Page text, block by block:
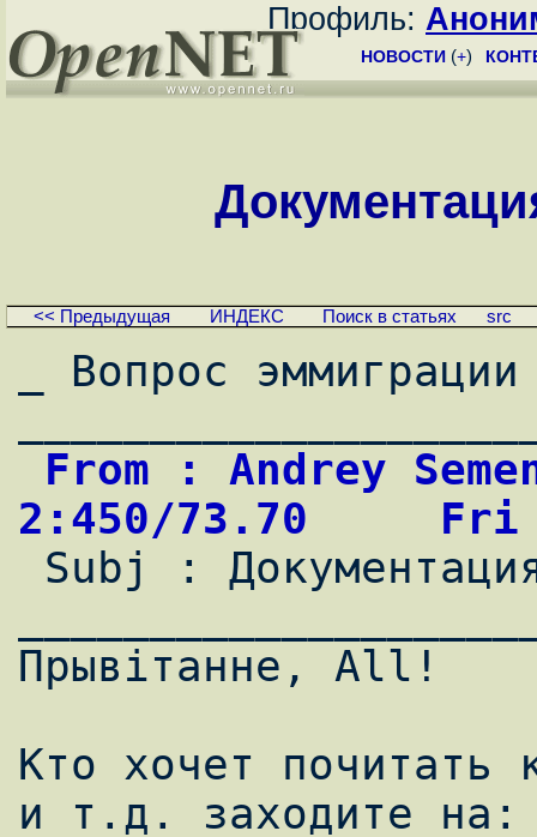
Профиль:
НОВОСТИ (+)
<< Предыдущая ИНДЕКС Поиск в статьях src
_ Вопрос
2:450/73.70     Fri
Пpывiтанне, All!
Кто хочет почитать